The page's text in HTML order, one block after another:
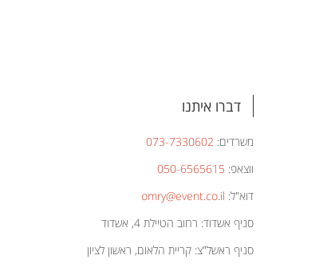
דברו איתנו
משרדים: 073-7330602
ווצאפ: 050-6565615
דוא"ל: omry@event.co.il
סניף אשדוד: רחוב הטיילת 4, אשדוד
סניף ראשל"צ: קריית הלאום, ראשון לציון